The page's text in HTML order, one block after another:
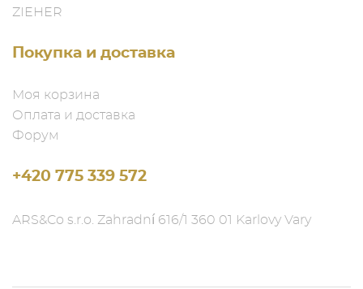
ZIEHER
Покупка и доставка
Моя корзина
Оплата и доставка
Форум
+420 775 339 572
ARS&Co s.r.o. Zahradní 616/1 360 01 Karlovy Vary